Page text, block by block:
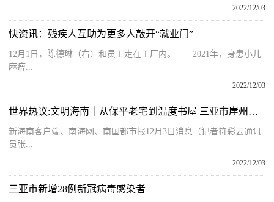
2022/12/03
快资讯：残疾人互助为更多人敲开“就业门”
12月1日，陈德琳（右）和员工走在工厂内。 2021年，身患小儿
麻痹...
2022/12/03
世界热议:文明海南｜从保平老宅到温度书屋 三亚市崖州区点亮一盏乡村文明灯
新海南客户端、南海网、南国都市报12月3日消息（记者符彩云通讯
员张...
2022/12/03
三亚市新增28例新冠病毒感染者